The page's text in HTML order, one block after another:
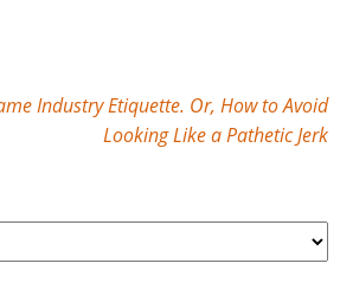
Industry Etiquette. Or, How to Avoid
Looking Like a Pathetic Jerk